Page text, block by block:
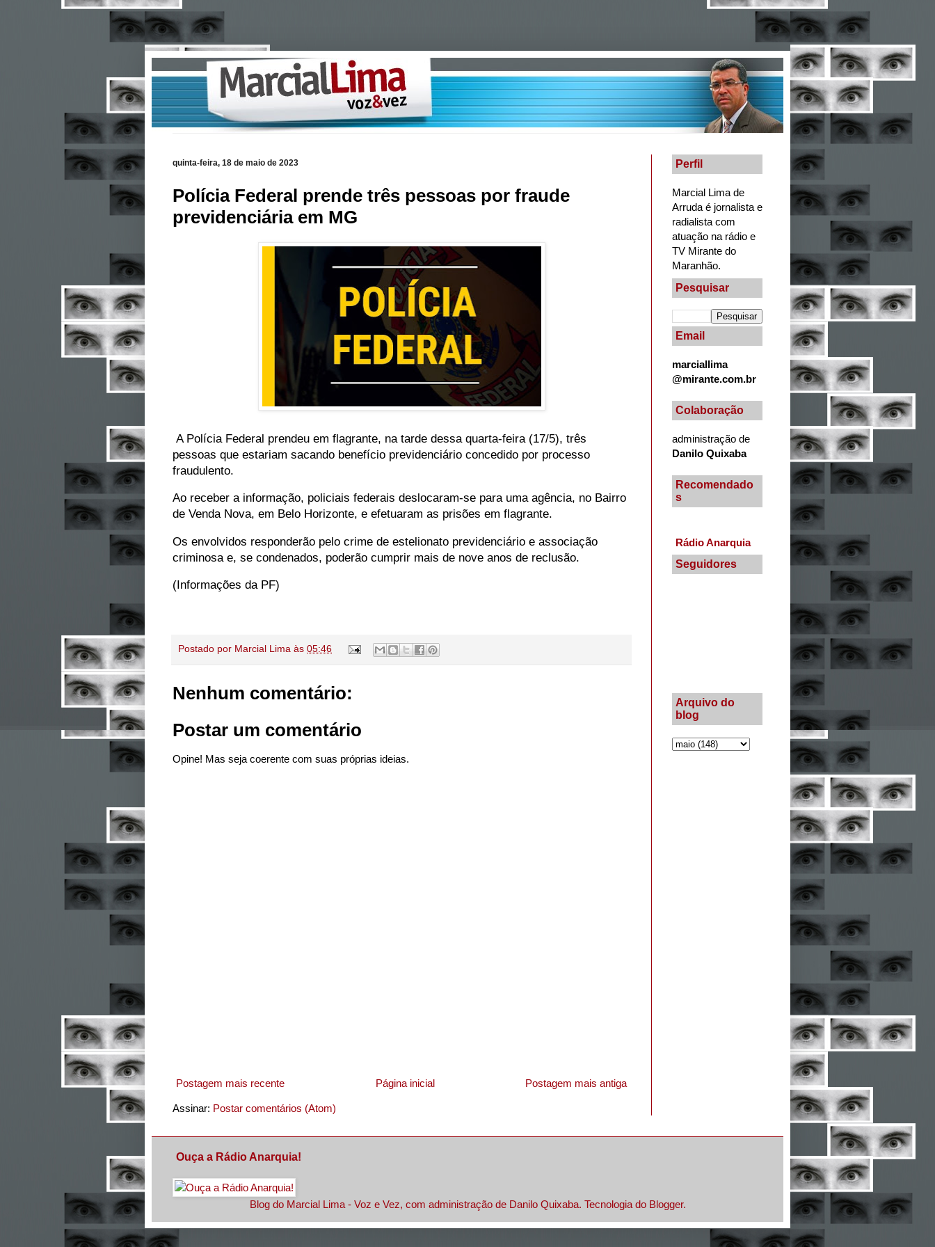
quinta-feira, 18 de maio de 2023
Polícia Federal prende três pessoas por fraude
previdenciária em MG
A Polícia Federal prendeu em flagrante, na tarde dessa quarta-feira (17/5), três
pessoas que estariam sacando benefício previdenciário concedido por processo
fraudulento.
Ao receber a informação, policiais federais deslocaram-se para uma agência, no Bairro
de Venda Nova, em Belo Horizonte, e efetuaram as prisões em flagrante.
Os envolvidos responderão pelo crime de estelionato previdenciário e associação
criminosa e, se condenados, poderão cumprir mais de nove anos de reclusão.
(Informações da PF)
Postado por Marcial Lima às 05:46
Nenhum comentário:
Postar um comentário
Opine! Mas seja coerente com suas próprias ideias.
Postagem mais recente Postagem mais antiga
Página inicial
Assinar: Postar comentários (Atom)
Perfil
Marcial Lima de
Arruda é jornalista e
radialista com
atuação na rádio e
TV Mirante do
Maranhão.
Pesquisar
Email
marciallima
@mirante.com.br
Colaboração
administração de
Danilo Quixaba
Recomendado
s
Rádio Anarquia
Seguidores
Arquivo do
blog
Ouça a Rádio Anarquia!
Blog do Marcial Lima - Voz e Vez, com administração de Danilo Quixaba. Tecnologia do Blogger.